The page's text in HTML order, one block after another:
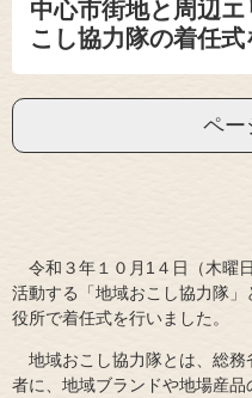
中心市街地と周辺
こし協力隊の着任
ペー
令和３年１０月1４日（木曜
活動する「地域おこし協力隊
役所で着任式を行いました。
地域おこし協力隊とは、総務
者に、地域ブランドや地場産